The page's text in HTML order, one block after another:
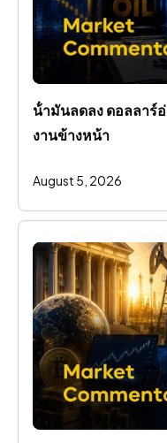
น้ํามันลดลง ดอลลาร์
งานข้างหน้า
August 5, 2026